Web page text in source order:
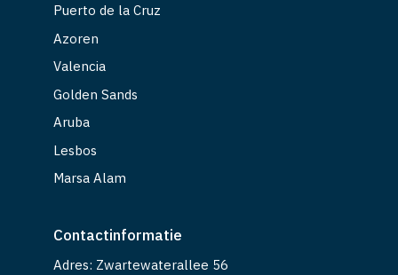
Puerto de la Cruz
Azoren
Valencia
Golden Sands
Aruba
Lesbos
Marsa Alam
Contactinformatie
Adres: Zwartewaterallee 56